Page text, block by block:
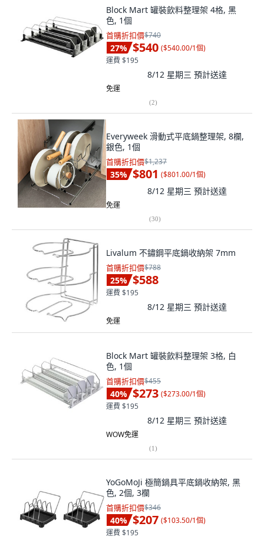
Block Mart 罐裝飲料整理架 4格, 黑
色, 1個
首購折扣價$740
27% $540 ($540.00/1個)
運費 $195
8/12 星期三 預計送達
免運
(2)
Everyweek 滑動式平底鍋整理架, 8欄,
銀色, 1個
首購折扣價$1,237
35% $801 ($801.00/1個)
8/12 星期三 預計送達
免運
(30)
Livalum 不鏽鋼平底鍋收納架 7mm
首購折扣價$788
25% $588
運費 $195
8/12 星期三 預計送達
免運
Block Mart 罐裝飲料整理架 3格, 白
色, 1個
首購折扣價$455
40% $273 ($273.00/1個)
運費 $195
8/12 星期三 預計送達
WOW免運
(1)
YoGoMoJi 極簡鍋具平底鍋收納架, 黑
色, 2個, 3欄
首購折扣價$346
40% $207 ($103.50/1個)
運費 $195